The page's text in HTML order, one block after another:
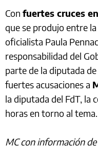
Con fuertes cruces
que se produjo entre
oficialista Paula
responsabilidad del
parte de la diputada
fuertes acusaciones a
la diputada del FdT, la
horas en torno al tema.
MC con información